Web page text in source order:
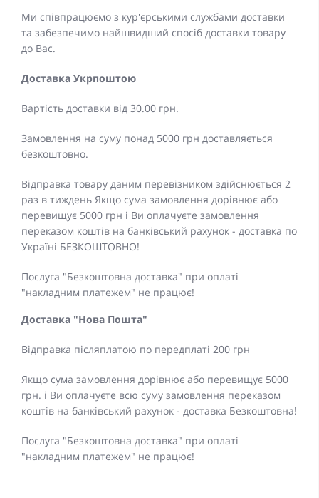
Ми співпрацюємо з кур'єрськими службами доставки
та забезпечимо найшвидший спосіб доставки товару
до Вас.
Доставка Укрпоштою
Вартість доставки від 30.00 грн.
Замовлення на суму понад 5000 грн доставляється
безкоштовно.
Відправка товару даним перевізником здійснюється 2
раз в тиждень Якщо сума замовлення дорівнює або
перевищує 5000 грн і Ви оплачуєте замовлення
переказом коштів на банківський рахунок - доставка по
Україні БЕЗКОШТОВНО!
Послуга "Безкоштовна доставка" при оплаті
"накладним платежем" не працює!
Доставка "Нова Пошта"
Відправка післяплатою по передплаті 200 грн
Якщо сума замовлення дорівнює або перевищує 5000
грн. і Ви оплачуєте всю суму замовлення переказом
коштів на банківський рахунок - доставка Безкоштовна!
Послуга "Безкоштовна доставка" при оплаті
"накладним платежем" не працює!